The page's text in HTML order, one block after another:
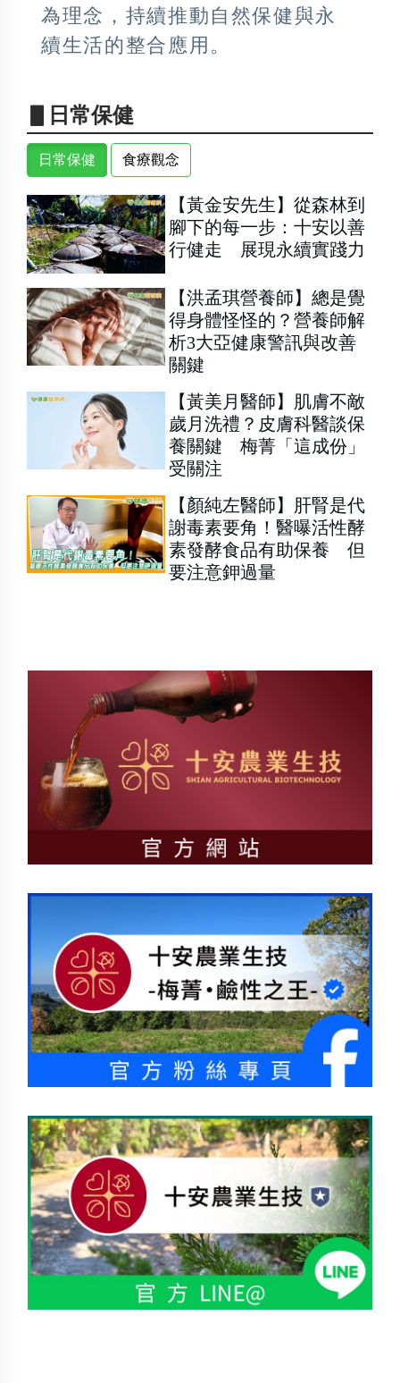
為理念，持續推動自然保健與永
續生活的整合應用。
▋日常保健
日常保健 食療觀念
【黃金安先生】從森林到
腳下的每一步：十安以善
行健走 展現永續實踐力
【洪孟琪營養師】總是覺
得身體怪怪的？營養師解
析3大亞健康警訊與改善
關鍵
【黃美月醫師】肌膚不敵
歲月洗禮？皮膚科醫談保
養關鍵 梅菁「這成份」
受關注
【顏純左醫師】肝腎是代
謝毒素要角！醫曝活性酵
素發酵食品有助保養 但
要注意鉀過量